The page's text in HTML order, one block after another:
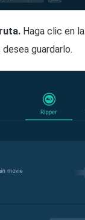
Haga clic en
guardarlo.